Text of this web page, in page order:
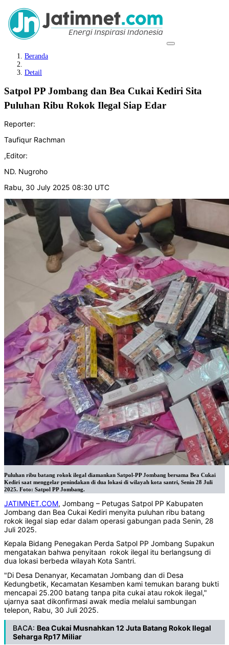
Beranda
Detail
Satpol PP Jombang dan Bea Cukai Kediri Sita
Puluhan Ribu Rokok Ilegal Siap Edar
Reporter:
Taufiqur Rachman
,Editor:
ND. Nugroho
Rabu, 30 July 2025 08:30 UTC
Puluhan ribu batang rokok ilegal diamankan Satpol-PP Jombang bersama Bea Cukai
Kediri saat menggelar penindakan di dua lokasi di wilayah kota santri, Senin 28 Juli
2025. Foto: Satpol PP Jombang.
JATIMNET.COM, Jombang – Petugas Satpol PP Kabupaten
Jombang dan Bea Cukai Kediri menyita puluhan ribu batang
rokok ilegal siap edar dalam operasi gabungan pada Senin, 28
Juli 2025.
Kepala Bidang Penegakan Perda Satpol PP Jombang Supakun
mengatakan bahwa penyitaan rokok ilegal itu berlangsung di
dua lokasi berbeda wilayah Kota Santri.
"Di Desa Denanyar, Kecamatan Jombang dan di Desa
Kedungbetik, Kecamatan Kesamben kami temukan barang bukti
mencapai 25.200 batang tanpa pita cukai atau rokok ilegal,"
ujarnya saat dikonfirmasi awak media melalui sambungan
telepon, Rabu, 30 Juli 2025.
BACA: Bea Cukai Musnahkan 12 Juta Batang Rokok Ilegal
Seharga Rp17 Miliar